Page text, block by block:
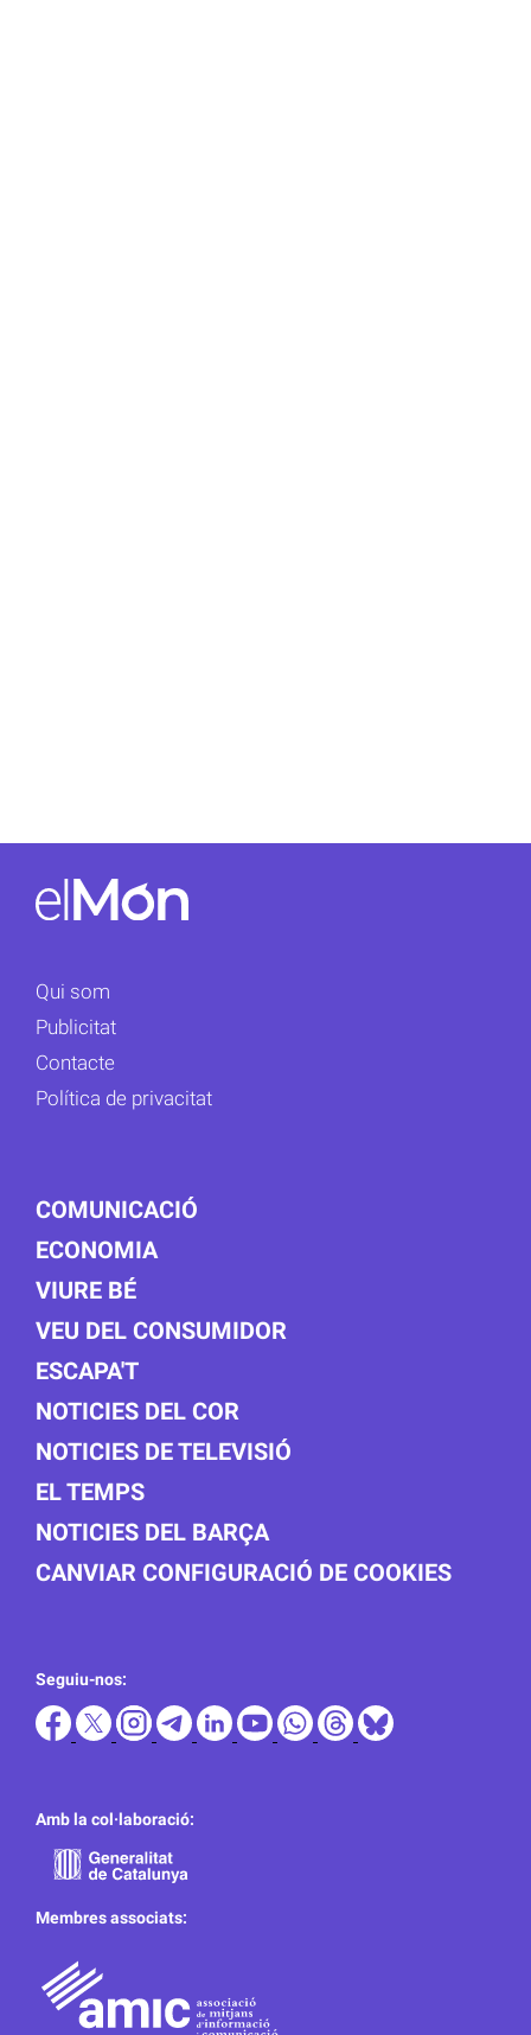
Qui som
Publicitat
Contacte
Política de privacitat
COMUNICACIÓ
ECONOMIA
VIURE BÉ
VEU DEL CONSUMIDOR
ESCAPA'T
NOTICIES DEL COR
NOTICIES DE TELEVISIÓ
EL TEMPS
NOTICIES DEL BARÇA
CANVIAR CONFIGURACIÓ DE COOKIES
Seguiu-nos:
Amb la col·laboració:
Membres associats: